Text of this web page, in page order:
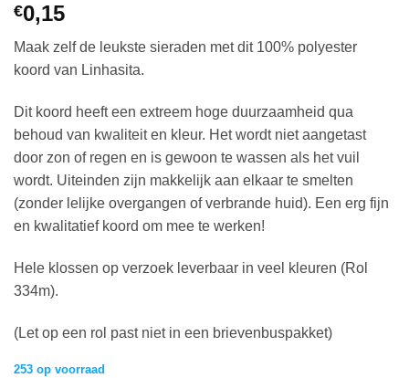
€0,15
Maak zelf de leukste sieraden met dit 100% polyester
koord van Linhasita.
Dit koord heeft een extreem hoge duurzaamheid qua
behoud van kwaliteit en kleur. Het wordt niet aangetast
door zon of regen en is gewoon te wassen als het vuil
wordt. Uiteinden zijn makkelijk aan elkaar te smelten
(zonder lelijke overgangen of verbrande huid). Een erg fijn
en kwalitatief koord om mee te werken!
Hele klossen op verzoek leverbaar in veel kleuren (Rol
334m).
(Let op een rol past niet in een brievenbuspakket)
253 op voorraad